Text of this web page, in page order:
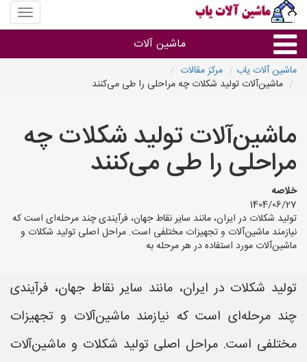
منوی
سایت
آلات
ماشین آلات
ماشین آلات
سایر گروه ها
ماشین آلات
ماشین آلات یاب
مرکز مقالات
ماشین‌آلات تولید شکلات چه مراحلی را طی می‌کنند
ماشین‌آلات تولید شکلات چه
مراحلی را طی می‌کنند
خلاصه
1404/06/27
تولید شکلات در ایران، مانند سایر نقاط جهان، فرآیندی چند مرحله‌ای است که
نیازمند ماشین‌آلات و تجهیزات مختلفی است. مراحل اصلی تولید شکلات و
ماشین‌آلات مورد استفاده در هر مرحله به
تولید شکلات در ایران، مانند سایر نقاط جهان، فرآیندی
چند مرحله‌ای است که نیازمند ماشین‌آلات و تجهیزات
مختلفی است. مراحل اصلی تولید شکلات و ماشین‌آلات